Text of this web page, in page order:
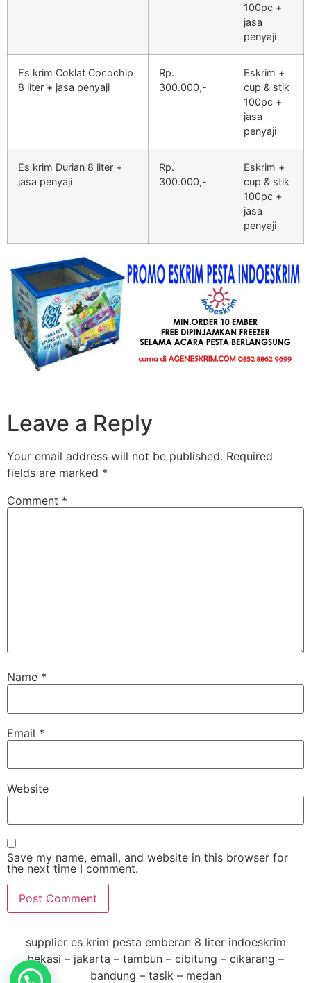
100pc +
jasa
penyaji
Es krim Coklat Cocochip
8 liter + jasa penyaji
Rp.
300.000,-
Eskrim +
cup & stik
100pc +
jasa
penyaji
Es krim Durian 8 liter +
jasa penyaji
Rp.
300.000,-
Eskrim +
cup & stik
100pc +
jasa
penyaji
Leave a Reply
Your email address will not be published. Required
fields are marked *
Comment *
Name *
Email *
Website
Save my name, email, and website in this browser for
the next time I comment.
supplier es krim pesta emberan 8 liter indoeskrim
bekasi – jakarta – tambun – cibitung – cikarang –
bandung – tasik – medan